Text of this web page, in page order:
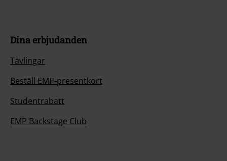
Dina erbjudanden
Tävlingar
Beställ EMP-presentkort
Studentrabatt
EMP Backstage Club